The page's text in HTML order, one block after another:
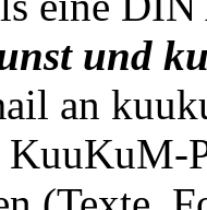
und
an